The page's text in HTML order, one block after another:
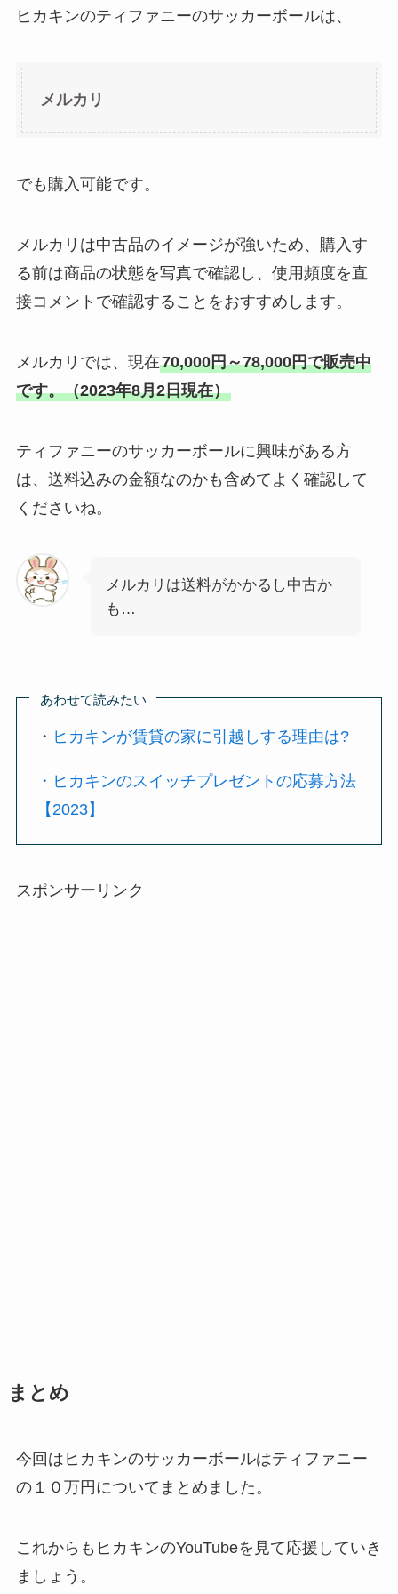
ヒカキンのティファニーのサッカーボールは、
メルカリ
でも購入可能です。
メルカリは中古品のイメージが強いため、購入す
る前は商品の状態を写真で確認し、使用頻度を直
接コメントで確認することをおすすめします。
メルカリでは、現在70,000円～78,000円で販売中
です。（2023年8月2日現在）
ティファニーのサッカーボールに興味がある方
は、送料込みの金額なのかも含めてよく確認して
くださいね。
メルカリは送料がかかるし中古か
も…
あわせて読みたい
・ ヒカキンが賃貸の家に引越しする理由は?
・ヒカキンのスイッチプレゼントの応募方法
【2023】
スポンサーリンク
まとめ
今回はヒカキンのサッカーボールはティファニー
の１０万円についてまとめました。
これからもヒカキンのYouTubeを見て応援していき
ましょう。